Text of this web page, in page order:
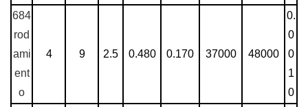
684
rod
ami
ent
o
4 9 2.5 0.480 0.170 37000 48000
0.
0
0
1
0